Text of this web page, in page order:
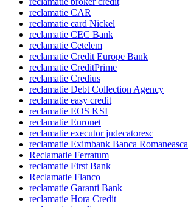
reclamatie CAR
reclamatie card Nickel
reclamatie CEC Bank
reclamatie Cetelem
reclamatie Credit Europe Bank
reclamatie CreditPrime
reclamatie Credius
reclamatie Debt Collection Agency
reclamatie easy credit
reclamatie EOS KSI
reclamatie Euronet
reclamatie executor judecatoresc
reclamatie Eximbank Banca Romaneasca
Reclamatie Ferratum
reclamatie First Bank
Reclamatie Flanco
reclamatie Garanti Bank
reclamatie Hora Credit